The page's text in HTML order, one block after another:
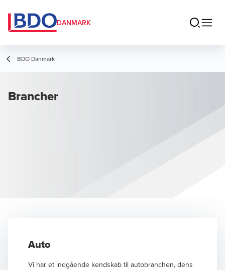
DANMARK
BDO Danmark
Brancher
Auto
Vi har et indgående kendskab til autobranchen, dens